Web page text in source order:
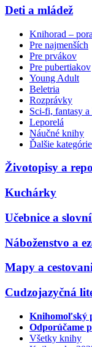
Deti a mládež
Knihorad –
Pre najmenších
Pre prvákov
Pre pubertiakov
Young Adult
Beletria
Rozprávky
Sci-fi, fantasy
Leporelá
Náučné knihy
Ďalšie kategórie
Životopisy a
Kuchárky
Učebnice a
Náboženstvo a
Mapy a
Cudzojazyčná
Knihomoľský
Odporúčame
Všetky knihy